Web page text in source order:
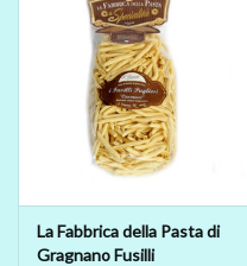
La Fabbrica della Pasta di
Gragnano Fusilli